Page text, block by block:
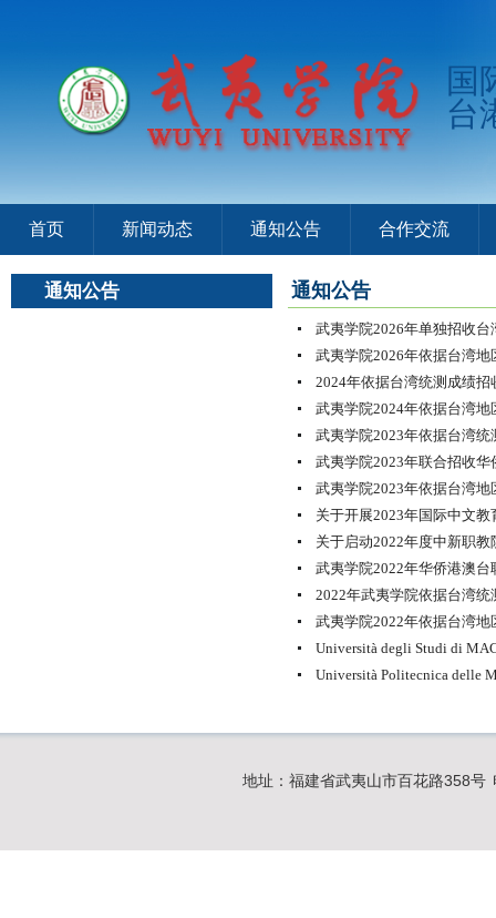
国
台
首页 新闻动态 通知公告 合作交流
通知公告 通知公告
武夷学院2026年单独招收台
武夷学院2026年依据台湾
2024年依据台湾统测成绩招
武夷学院2024年依据台湾
武夷学院2023年依据台湾
武夷学院2023年联合招收华
武夷学院2023年依据台湾
关于开展2023年国际中文
关于启动2022年度中新职
武夷学院2022年华侨港澳台
2022年武夷学院依据台湾
武夷学院2022年依据台湾
Università degli Studi di
Università Politecnica delle
地址：福建省武夷山市百花路358号